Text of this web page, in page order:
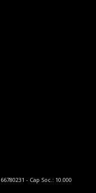
- Cap Soc.: 10.000